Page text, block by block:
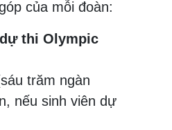
của mỗi đoàn:
thi Olympic
trăm ngàn
nếu sinh viên dự